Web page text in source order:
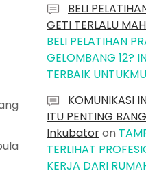
BELI
GETI TERLALU
BELI PELATIHAN
GELOMBANG 12?
TERBAIK
KOMUNIKASI
ITU PENTING
Inkubatoron
TERLIHAT
KERJA DARI